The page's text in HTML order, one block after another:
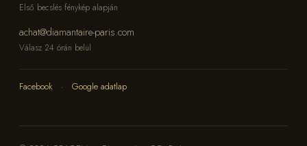
Első becslés fénykép alapján
achat@diamantaire-paris.com
Válasz 24 órán belül
Facebook · Google adatlap